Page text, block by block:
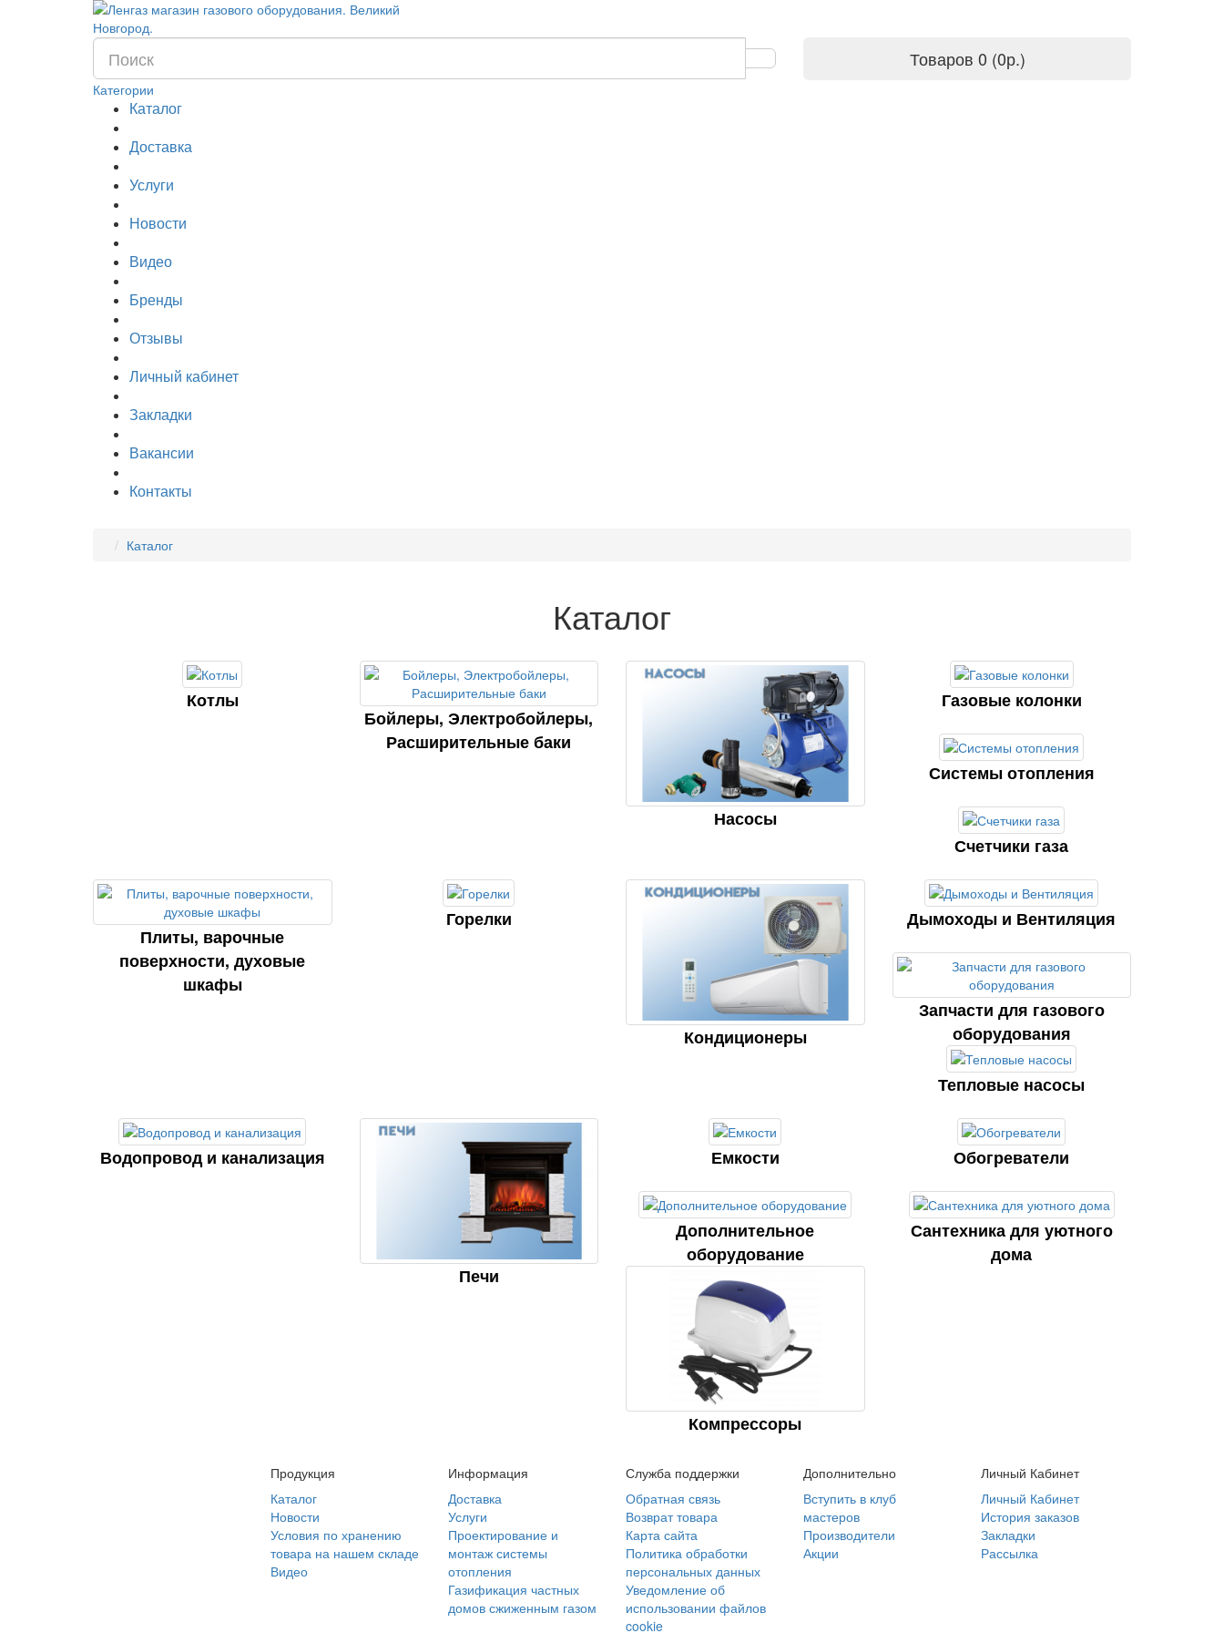
Товаров 0 (0р.)
Категории
Каталог
Доставка
Услуги
Новости
Видео
Бренды
Отзывы
Личный кабинет
Закладки
Вакансии
Контакты
Каталог
Каталог
Котлы
Бойлеры, Электробойлеры,
Расширительные баки
Насосы
Газовые колонки
Системы отопления
Счетчики газа
Плиты, варочные
поверхности, духовые
шкафы
Горелки
Кондиционеры
Дымоходы и Вентиляция
Запчасти для газового
оборудования
Тепловые насосы
Водопровод и канализация
Печи
Емкости Обогреватели
Дополнительное
оборудование
Сантехника для уютного
дома
Компрессоры
Продукция
Каталог
Новости
Условия по хранению
товара на нашем складе
Видео
Информация
Доставка
Услуги
Проектирование и
монтаж системы
отопления
Газификация частных
домов сжиженным газом
Служба поддержки
Обратная связь
Возврат товара
Карта сайта
Политика обработки
персональных данных
Уведомление об
использовании файлов
cookie
Дополнительно
Вступить в клуб
мастеров
Производители
Акции
Личный Кабинет
Личный Кабинет
История заказов
Закладки
Рассылка